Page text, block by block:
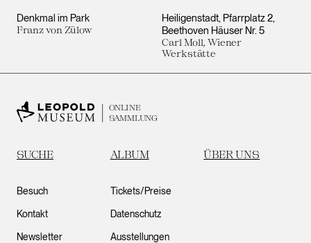
Denkmal im Park
Franz von Zülow
Heiligenstadt, Pfarrplatz 2,
Beethoven Häuser Nr. 5
Carl Moll, Wiener
Werkstätte
ONLINE
SAMMLUNG
SUCHE ALBUM ÜBER UNS
Besuch
Kontakt
Newsletter
Tickets/Preise
Datenschutz
Ausstellungen